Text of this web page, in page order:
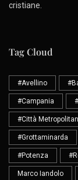
cristiane.
Tag Cloud
#Avellino
#Campania
#Città
#Grottaminarda
#Potenza
Marco Iandolo